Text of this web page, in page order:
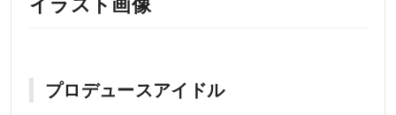
プロデュースアイドル